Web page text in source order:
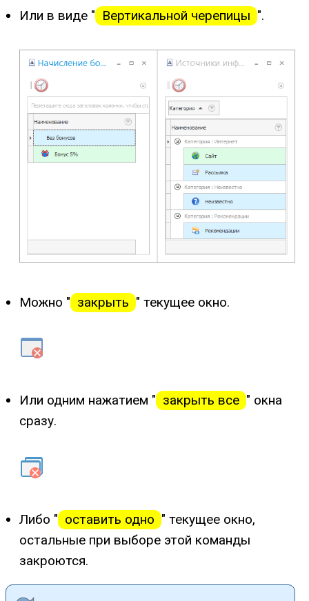
Или в виде " Вертикальной черепицы ".
Можно " закрыть " текущее окно.
Или одним нажатием " закрыть все " окна
сразу.
Либо " оставить одно " текущее окно,
остальные при выборе этой команды
закроются.